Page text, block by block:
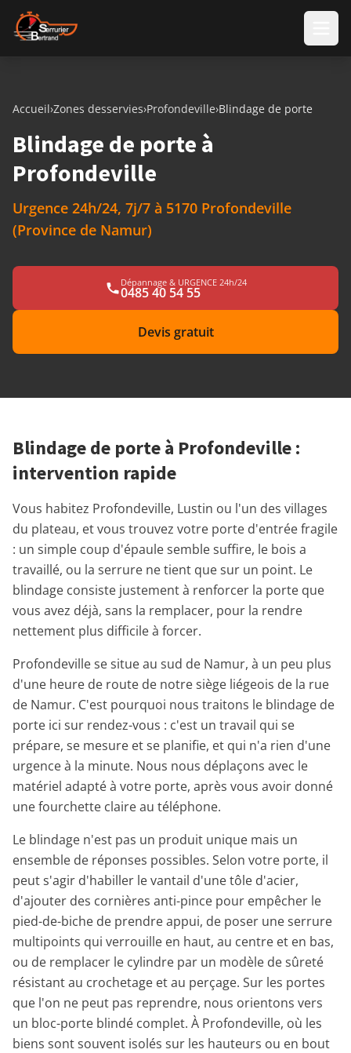
Aller au contenu
Accueil›Zones desservies›Profondeville›Blindage de porte
Blindage de porte à
Profondeville
Urgence 24h/24, 7j/7 à 5170 Profondeville
(Province de Namur)
Dépannage & URGENCE 24h/24
0485 40 54 55
Devis gratuit
Blindage de porte à Profondeville :
intervention rapide
Vous habitez Profondeville, Lustin ou l'un des villages
du plateau, et vous trouvez votre porte d'entrée fragile
: un simple coup d'épaule semble suffire, le bois a
travaillé, ou la serrure ne tient que sur un point. Le
blindage consiste justement à renforcer la porte que
vous avez déjà, sans la remplacer, pour la rendre
nettement plus difficile à forcer.
Profondeville se situe au sud de Namur, à un peu plus
d'une heure de route de notre siège liégeois de la rue
de Namur. C'est pourquoi nous traitons le blindage de
porte ici sur rendez-vous : c'est un travail qui se
prépare, se mesure et se planifie, et qui n'a rien d'une
urgence à la minute. Nous nous déplaçons avec le
matériel adapté à votre porte, après vous avoir donné
une fourchette claire au téléphone.
Le blindage n'est pas un produit unique mais un
ensemble de réponses possibles. Selon votre porte, il
peut s'agir d'habiller le vantail d'une tôle d'acier,
d'ajouter des cornières anti-pince pour empêcher le
pied-de-biche de prendre appui, de poser une serrure
multipoints qui verrouille en haut, au centre et en bas,
ou de remplacer le cylindre par un modèle de sûreté
résistant au crochetage et au perçage. Sur les portes
que l'on ne peut pas reprendre, nous orientons vers
un bloc-porte blindé complet. À Profondeville, où les
biens sont souvent isolés sur les hauteurs ou en bout